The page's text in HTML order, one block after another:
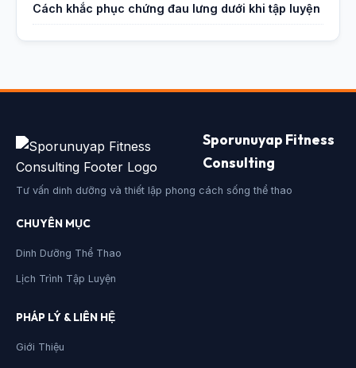
Cách khắc phục chứng đau lưng dưới khi tập luyện
Sporunuyap Fitness
Consulting
Tư vấn dinh dưỡng và thiết lập phong cách sống thể thao
CHUYÊN MỤC
Dinh Dưỡng Thể Thao
Lịch Trình Tập Luyện
PHÁP LÝ & LIÊN HỆ
Giới Thiệu